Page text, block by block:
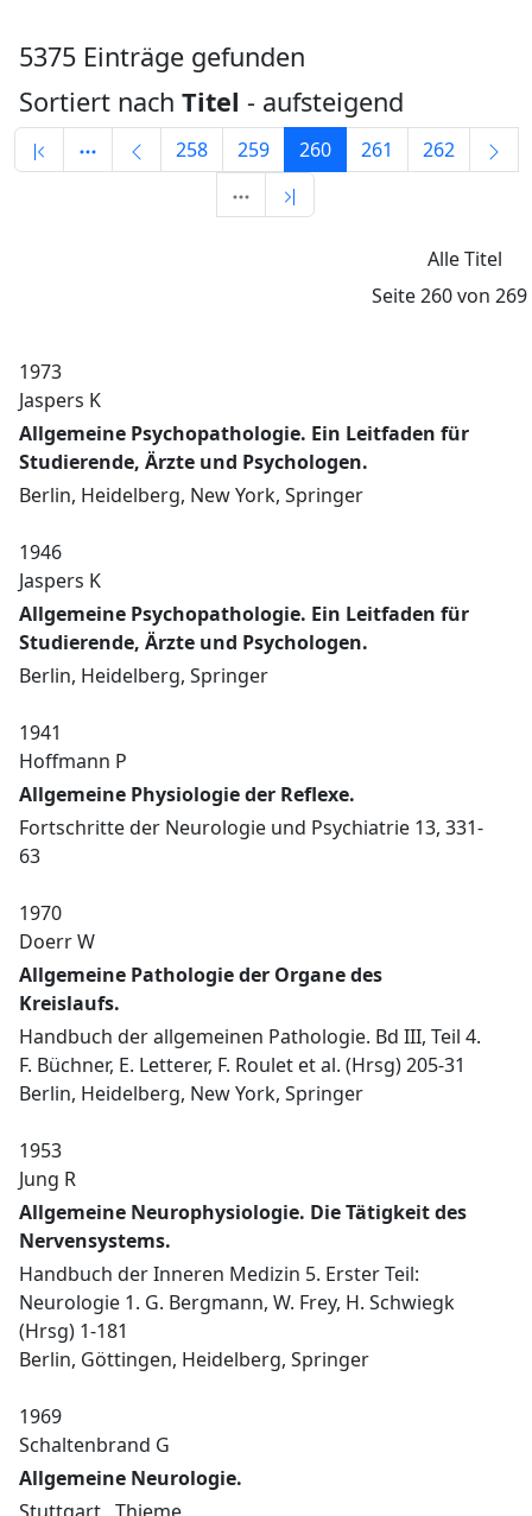
5375 Einträge gefunden
Sortiert nach Titel - aufsteigend
258 259 260 261 262
Alle Titel
Seite 260 von 269
1973
Jaspers K
Allgemeine Psychopathologie. Ein Leitfaden für
Studierende, Ärzte und Psychologen.
Berlin, Heidelberg, New York, Springer
1946
Jaspers K
Allgemeine Psychopathologie. Ein Leitfaden für
Studierende, Ärzte und Psychologen.
Berlin, Heidelberg, Springer
1941
Hoffmann P
Allgemeine Physiologie der Reflexe.
Fortschritte der Neurologie und Psychiatrie 13, 331-
63
1970
Doerr W
Allgemeine Pathologie der Organe des
Kreislaufs.
Handbuch der allgemeinen Pathologie. Bd III, Teil 4.
F. Büchner, E. Letterer, F. Roulet et al. (Hrsg) 205-31
Berlin, Heidelberg, New York, Springer
1953
Jung R
Allgemeine Neurophysiologie. Die Tätigkeit des
Nervensystems.
Handbuch der Inneren Medizin 5. Erster Teil:
Neurologie 1. G. Bergmann, W. Frey, H. Schwiegk
(Hrsg) 1-181
Berlin, Göttingen, Heidelberg, Springer
1969
Schaltenbrand G
Allgemeine Neurologie.